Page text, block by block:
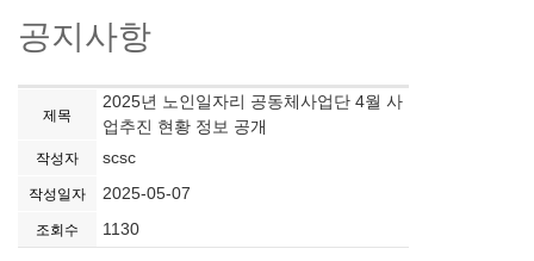
공지사항
제목
2025년 노인일자리 공동체사업단 4월 사
업추진 현황 정보 공개
작성자 scsc
작성일자 2025-05-07
조회수 1130